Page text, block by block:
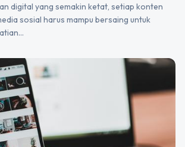
digital yang semakin ketat, setiap konten
sosial harus mampu bersaing untuk